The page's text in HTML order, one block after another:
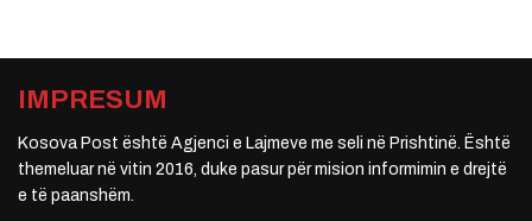
IMPRESUM
Kosova Post është Agjenci e Lajmeve me seli në Prishtinë. Është
themeluar në vitin 2016, duke pasur për mision informimin e drejtë
e të paanshëm.